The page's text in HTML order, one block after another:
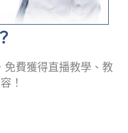
免費獲得直播教學、教
！